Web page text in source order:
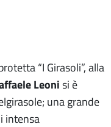
“I Girasoli”, alla
Leoni si è
una grande
intensa